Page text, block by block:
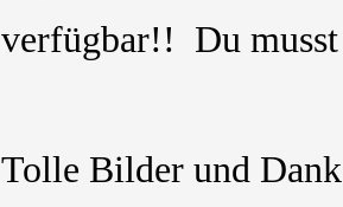
verfügbar!! Du
Tolle Bilder und